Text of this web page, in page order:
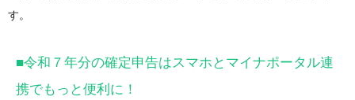
す。
■令和７年分の確定申告はスマホとマイナポータル連
携でもっと便利に！